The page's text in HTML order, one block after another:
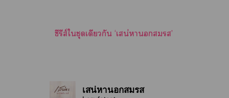
ซีรีส์ใชุดเดียวกัน ‘เสน่หา’